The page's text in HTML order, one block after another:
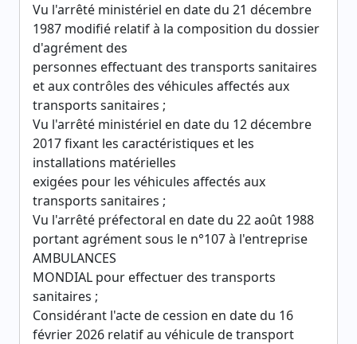
Vu l'arrêté ministériel en date du 21 décembre
1987 modifié relatif à la composition du dossier
d'agrément des
personnes effectuant des transports sanitaires
et aux contrôles des véhicules affectés aux
transports sanitaires ;
Vu l'arrêté ministériel en date du 12 décembre
2017 fixant les caractéristiques et les
installations matérielles
exigées pour les véhicules affectés aux
transports sanitaires ;
Vu l'arrêté préfectoral en date du 22 août 1988
portant agrément sous le n°107 à l'entreprise
AMBULANCES
MONDIAL pour effectuer des transports
sanitaires ;
Considérant l'acte de cession en date du 16
février 2026 relatif au véhicule de transport